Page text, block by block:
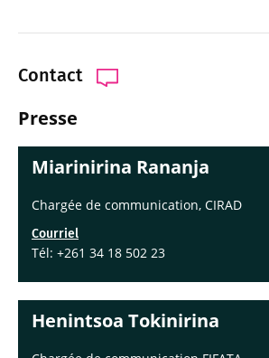
Contact
Presse
Miarinirina Rananja
Chargée de communication, CIRAD
Courriel
Tél: +261 34 18 502 23
Henintsoa Tokinirina